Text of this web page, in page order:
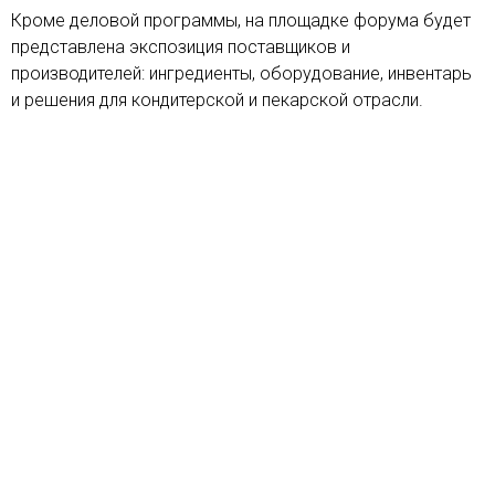
Кроме деловой программы, на площадке форума будет
представлена экспозиция поставщиков и
производителей: ингредиенты, оборудование, инвентарь
и решения для кондитерской и пекарской отрасли.